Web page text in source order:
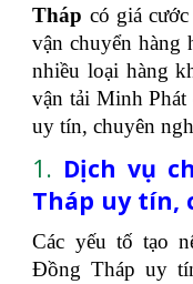
Tháp có giá
vận chuyển hàng
nhiều loại hàng
vận tải Minh Phát
uy tín, chuyên
1. Dịch vụ
Tháp uy tín,
Các yếu tố tạo
Đồng Tháp uy